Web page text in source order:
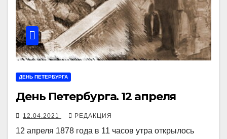
ДЕНЬ ПЕТЕРБУРГА
День Петербурга. 12 апреля
12.04.2021 РЕДАКЦИЯ
12 апреля 1878 года в 11 часов утра открылось